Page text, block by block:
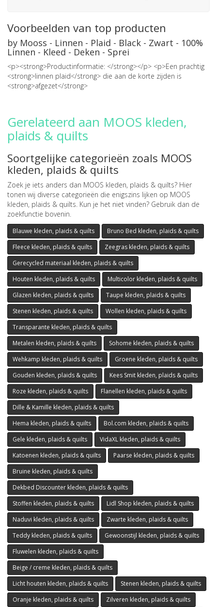
Voorbeelden van top producten
by Mooss - Linnen - Plaid - Black - Zwart - 100%
Linnen - Kleed - Deken - Sprei
<p><strong>Productinformatie: </strong></p> <p>Een prachtig
<strong>linnen plaid</strong> die aan de korte zijden is
<strong>afgezet</strong>
Gerelateerd aan MOOS kleden,
plaids & quilts
Soortgelijke categorieën zoals MOOS
kleden, plaids & quilts
Zoek je iets anders dan MOOS kleden, plaids & quilts? Hier
tonen wij diverse categorieën die enigszins lijken op MOOS
kleden, plaids & quilts. Kun je het niet vinden? Gebruik dan de
zoekfunctie bovenin.
Blauwe kleden, plaids & quilts
Bruno Bed kleden, plaids & quilts
Fleece kleden, plaids & quilts
Zeegras kleden, plaids & quilts
Gerecycled materiaal kleden, plaids & quilts
Houten kleden, plaids & quilts
Multicolor kleden, plaids & quilts
Glazen kleden, plaids & quilts
Taupe kleden, plaids & quilts
Stenen kleden, plaids & quilts
Wollen kleden, plaids & quilts
Transparante kleden, plaids & quilts
Metalen kleden, plaids & quilts
Sohome kleden, plaids & quilts
Wehkamp kleden, plaids & quilts
Groene kleden, plaids & quilts
Gouden kleden, plaids & quilts
Kees Smit kleden, plaids & quilts
Roze kleden, plaids & quilts
Flanellen kleden, plaids & quilts
Dille & Kamille kleden, plaids & quilts
Hema kleden, plaids & quilts
Bol.com kleden, plaids & quilts
Gele kleden, plaids & quilts
VidaXL kleden, plaids & quilts
Katoenen kleden, plaids & quilts
Paarse kleden, plaids & quilts
Bruine kleden, plaids & quilts
Dekbed Discounter kleden, plaids & quilts
Stoffen kleden, plaids & quilts
Lidl Shop kleden, plaids & quilts
Naduvi kleden, plaids & quilts
Zwarte kleden, plaids & quilts
Teddy kleden, plaids & quilts
Gewoonstijl kleden, plaids & quilts
Fluwelen kleden, plaids & quilts
Beige / creme kleden, plaids & quilts
Licht houten kleden, plaids & quilts
Stenen kleden, plaids & quilts
Oranje kleden, plaids & quilts
Zilveren kleden, plaids & quilts